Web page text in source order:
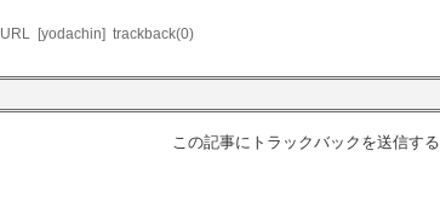
[yodachin] trackback(0)
この記事にトラックバックを送信する